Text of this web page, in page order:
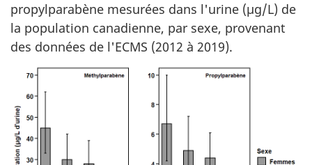
propylparabène mesurées dans l'urine (µg/L) de
la population canadienne, par sexe, provenant
des données de l'ECMS (2012 à 2019).